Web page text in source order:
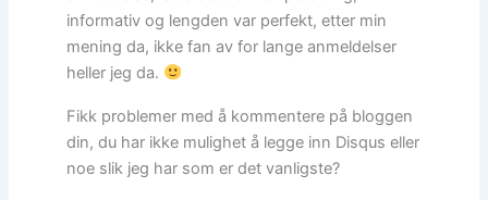
informativ og lengden var perfekt, etter min
mening da, ikke fan av for lange anmeldelser
heller jeg da.
Fikk problemer med å kommentere på bloggen
din, du har ikke mulighet å legge inn Disqus eller
noe slik jeg har som er det vanligste?